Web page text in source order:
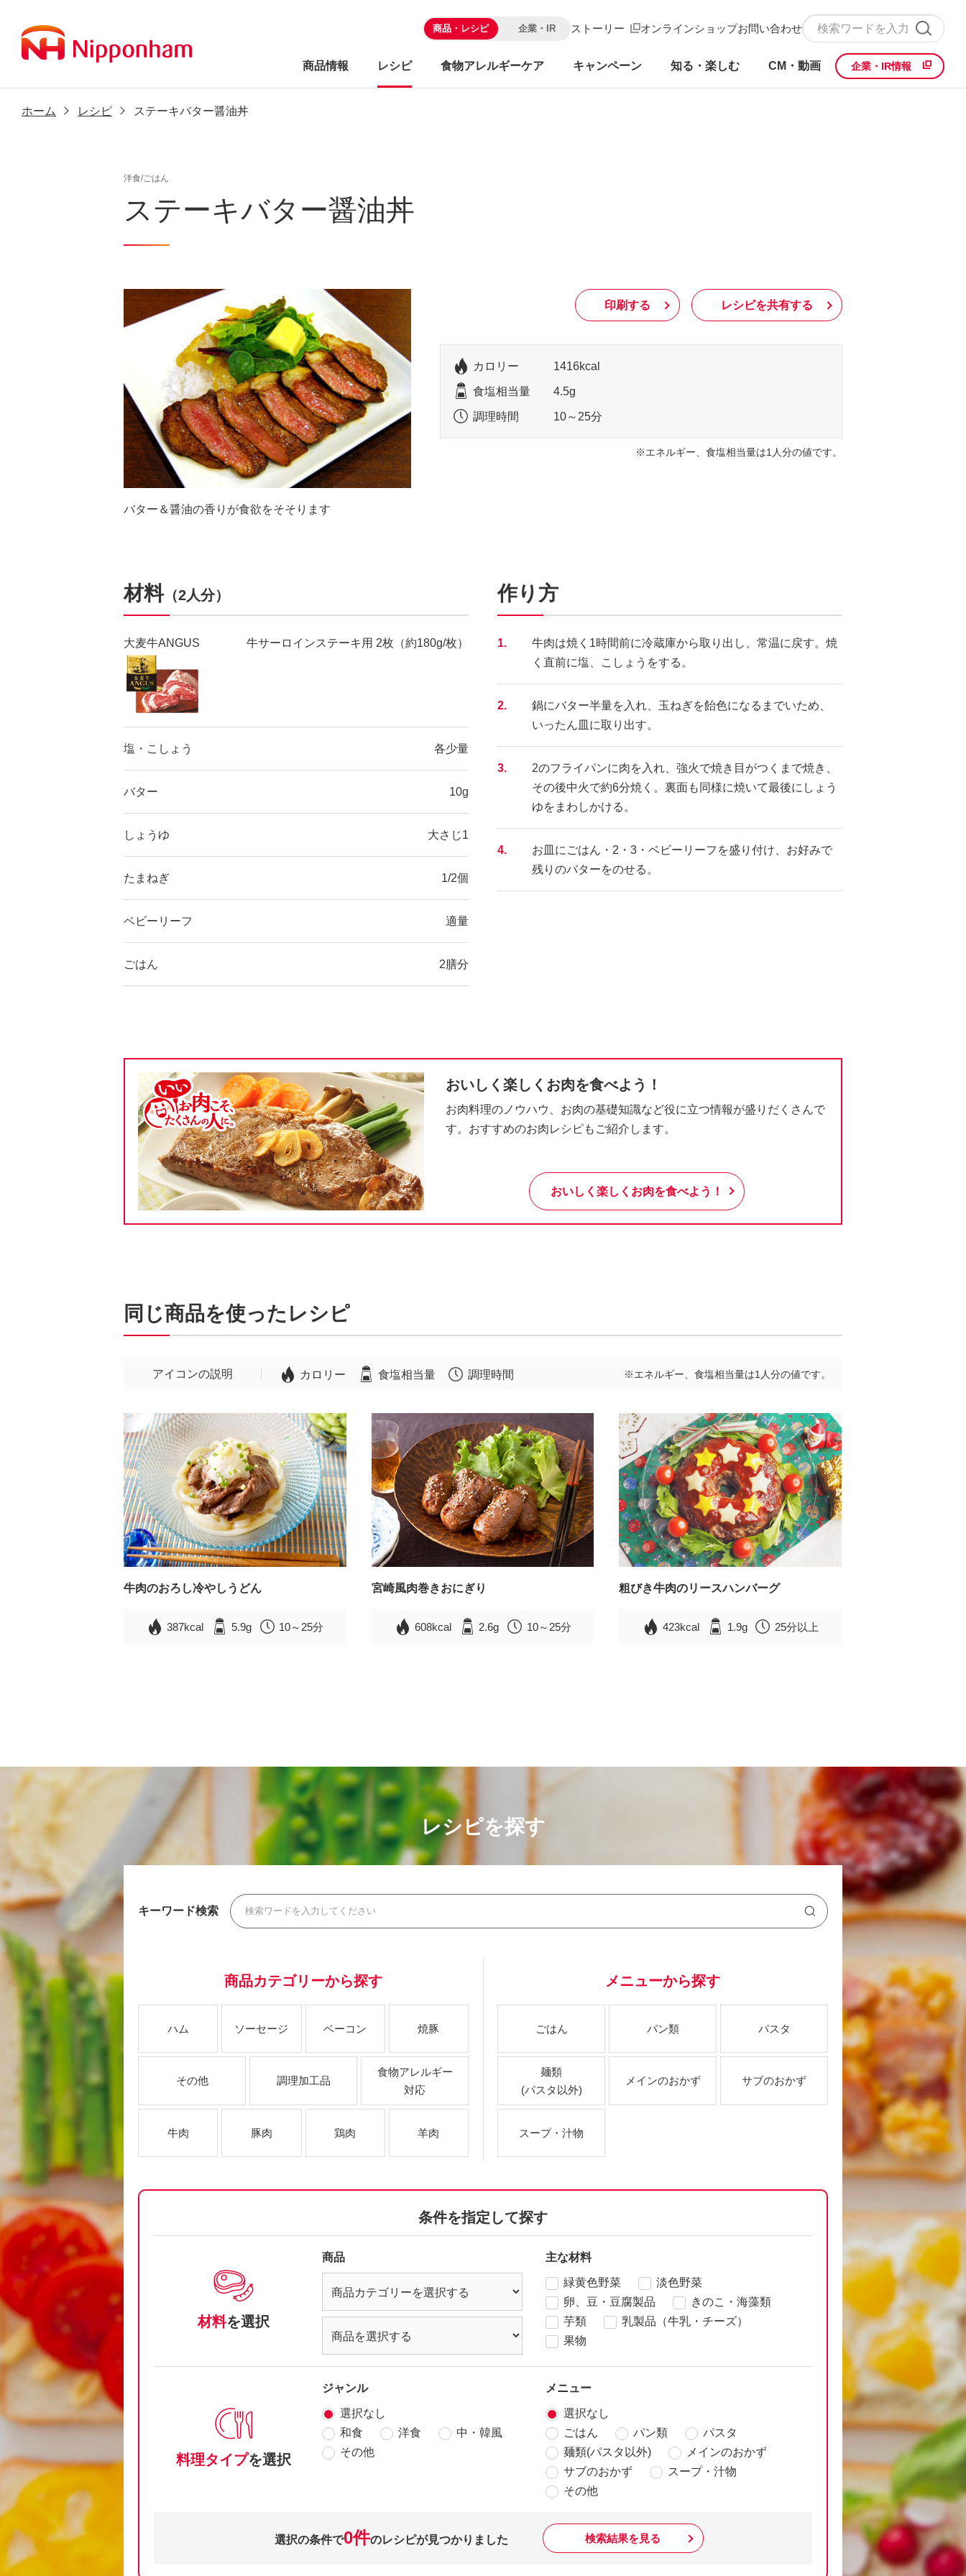
商品・レシピ 企業・IR ストーリー オンラインショップお問い合わせ
商品情報 レシピ 食物アレルギーケア キャンペーン 知る・楽しむ CM・動画 企業・IR情報
ホーム レシピ ステーキバター醤油丼
洋食/ごはん
ステーキバター醤油丼
バター＆醤油の香りが食欲をそそります
印刷する レシピを共有する
カロリー 1416kcal
食塩相当量 4.5g
調理時間 10～25分
エネルギー、食塩相当量は1人分の値です。
材料（2人分）
大麦牛ANGUS 牛サーロインステーキ用 2枚（約180g/枚）
塩・こしょう 各少量
バター 10g
しょうゆ 大さじ1
たまねぎ 1/2個
ベビーリーフ 適量
ごはん 2膳分
作り方
1.
牛肉は焼く1時間前に冷蔵庫から取り出し、常温に戻す。焼
く直前に塩、こしょうをする。
2.
鍋にバター半量を入れ、玉ねぎを飴色になるまでいため、
いったん皿に取り出す。
3.
2のフライパンに肉を入れ、強火で焼き目がつくまで焼き、
その後中火で約6分焼く。裏面も同様に焼いて最後にしょう
ゆをまわしかける。
4.
お皿にごはん・2・3・ベビーリーフを盛り付け、お好みで
残りのバターをのせる。
おいしく楽しくお肉を食べよう！
お肉料理のノウハウ、お肉の基礎知識など役に立つ情報が盛りだくさんで
す。おすすめのお肉レシピもご紹介します。
おいしく楽しくお肉を食べよう！
同じ商品を使ったレシピ
アイコンの説明 カロリー 食塩相当量 調理時間 ※エネルギー、食塩相当量は1人分の値です。
牛肉のおろし冷やしうどん
387kcal 5.9g 10～25分
宮崎風肉巻きおにぎり
608kcal 2.6g 10～25分
粗びき牛肉のリースハンバーグ
423kcal 1.9g 25分以上
レシピを探す
キーワード検索
商品カテゴリーから探す
ハム ソーセージ ベーコン 焼豚
その他 調理加工品
食物アレルギー
対応
牛肉 豚肉 鶏肉 羊肉
メニューから探す
ごはん パン類 パスタ
麺類
(パスタ以外)
メインのおかず サブのおかず
スープ・汁物
条件を指定して探す
材料を選択
商品 主な材料
緑黄色野菜
淡色野菜
卵、豆・豆腐製品
きのこ・海藻類
芋類
乳製品（牛乳・チーズ）
果物
料理タイプを選択
ジャンル
選択なし
和食
洋食
中・韓風
その他
メニュー
選択なし
ごはん
パン類
パスタ
麺類(パスタ以外)
メインのおかず
サブのおかず
スープ・汁物
その他
選択の条件で0件のレシピが見つかりました 検索結果を見る